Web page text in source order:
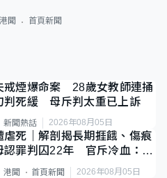
港聞 首頁新聞
戒煙爆命案 28歲女教師連捅
判死緩 母斥判太重已上訴
新聞熱話 2026年08月05日
虐死｜解剖揭長期捱餓、傷痕
罪判囚22年 官斥冷血：同
港聞 首頁新聞 2026年08月05日